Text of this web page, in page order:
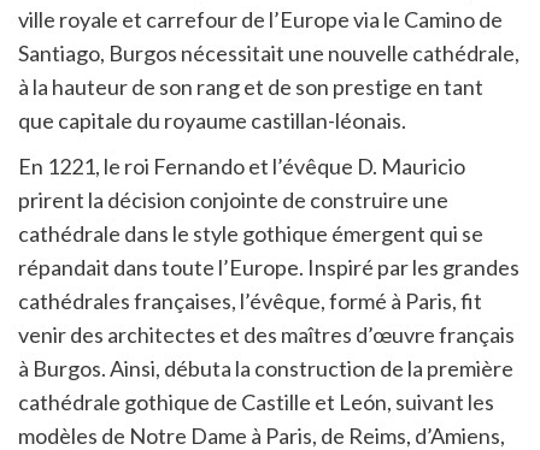
ville royale et carrefour de l’Europe via le Camino de
Santiago, Burgos nécessitait une nouvelle cathédrale,
à la hauteur de son rang et de son prestige en tant
que capitale du royaume castillan-léonais.
En 1221, le roi Fernando et l’évêque D. Mauricio
prirent la décision conjointe de construire une
cathédrale dans le style gothique émergent qui se
répandait dans toute l’Europe. Inspiré par les grandes
cathédrales françaises, l’évêque, formé à Paris, fit
venir des architectes et des maîtres d’œuvre français
à Burgos. Ainsi, débuta la construction de la première
cathédrale gothique de Castille et León, suivant les
modèles de Notre Dame à Paris, de Reims, d’Amiens,